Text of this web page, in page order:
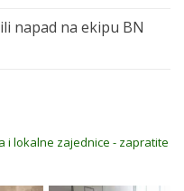
napad na ekipu BN
i lokalne zajednice - zapratite